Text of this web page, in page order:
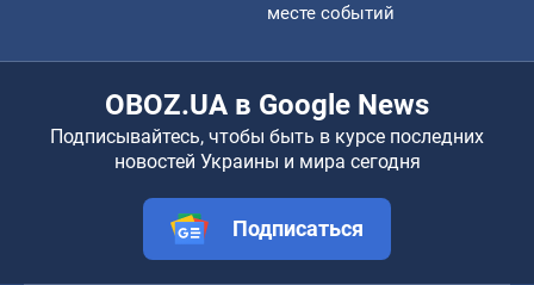
месте событий
OBOZ.UA в Google News
Подписывайтесь, чтобы быть в курсе последних
новостей Украины и мира сегодня
Подписаться